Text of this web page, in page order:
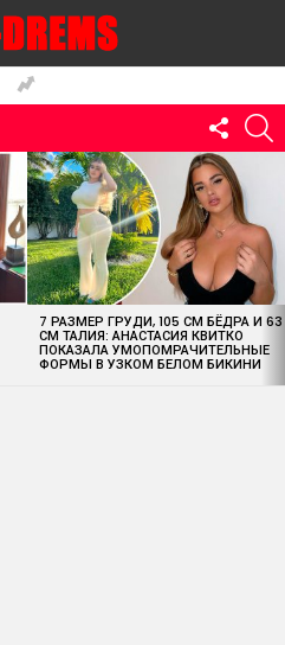
US
7 РАЗМЕР ГРУДИ, 105 СМ БЁДРА И 63
СМ ТАЛИЯ: АНАСТАСИЯ КВИТКО
ПОКАЗАЛА УМОПОМРАЧИТЕЛЬНЫЕ
ФОРМЫ В УЗКОМ БЕЛОМ БИКИНИ